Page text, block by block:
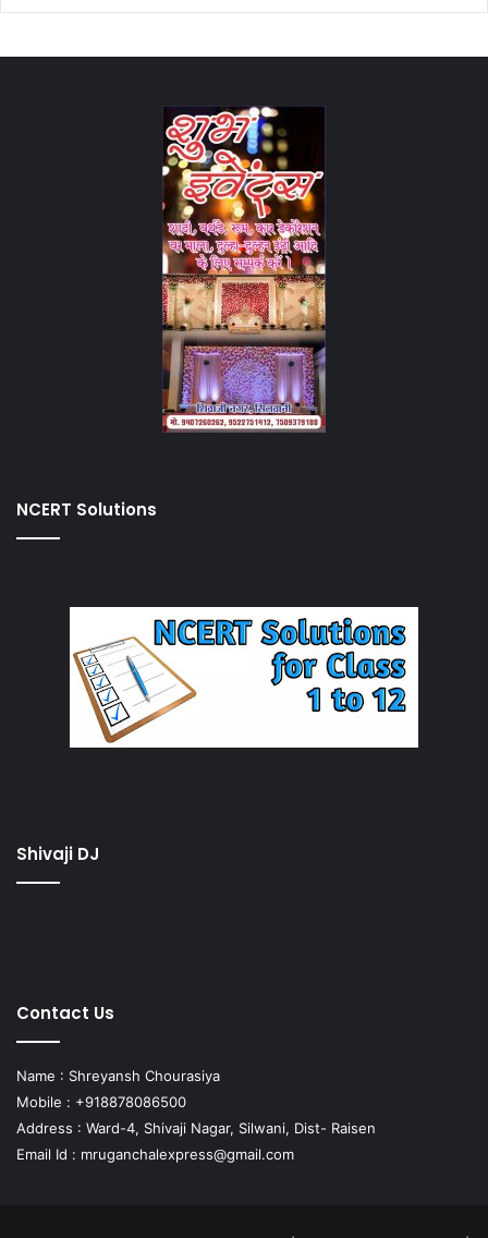
NCERT Solutions
Shivaji DJ
Contact Us
Name : Shreyansh Chourasiya
Mobile : +918878086500
Address : Ward-4, Shivaji Nagar, Silwani, Dist- Raisen
Email Id : mruganchalexpress@gmail.com